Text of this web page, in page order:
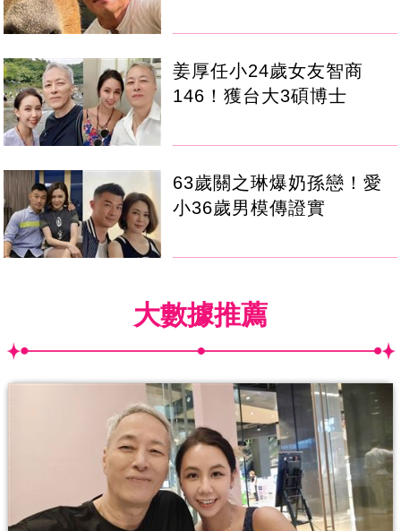
姜厚任小24歲女友智商
146！獲台大3碩博士
63歲關之琳爆奶孫戀！愛
小36歲男模傳證實
大數據推薦